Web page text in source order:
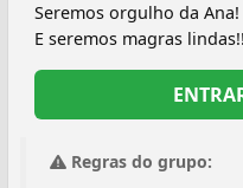
Seremos orgulho da Ana!
E seremos magras lindas!!
Regras do grupo: